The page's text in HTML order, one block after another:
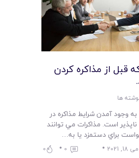
قبل از مذاکره کردن
ها
به وجود آمدن شرايط مذاکره در
ناپذير است. مذاکرات مي توانند
براي دستمزد يا به…
می 18, 2021 0
0